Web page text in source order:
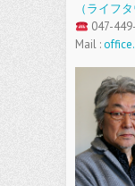
（ライフ
047-
Mail :